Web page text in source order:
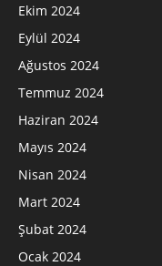
Ekim 2024
Eylül 2024
Ağustos 2024
Temmuz 2024
Haziran 2024
Mayıs 2024
Nisan 2024
Mart 2024
Şubat 2024
Ocak 2024